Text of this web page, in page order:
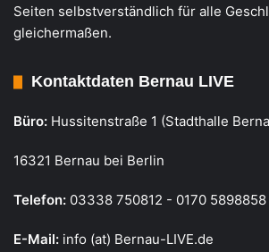
Seiten selbstverständlich für alle
gleichermaßen.
Kontaktdaten Bernau LIVE
Büro: Hussitenstraße 1 (Stadthalle
16321 Bernau bei Berlin
Telefon: 03338 750812 - 0170 5898858
E-Mail: info (at) Bernau-LIVE.de